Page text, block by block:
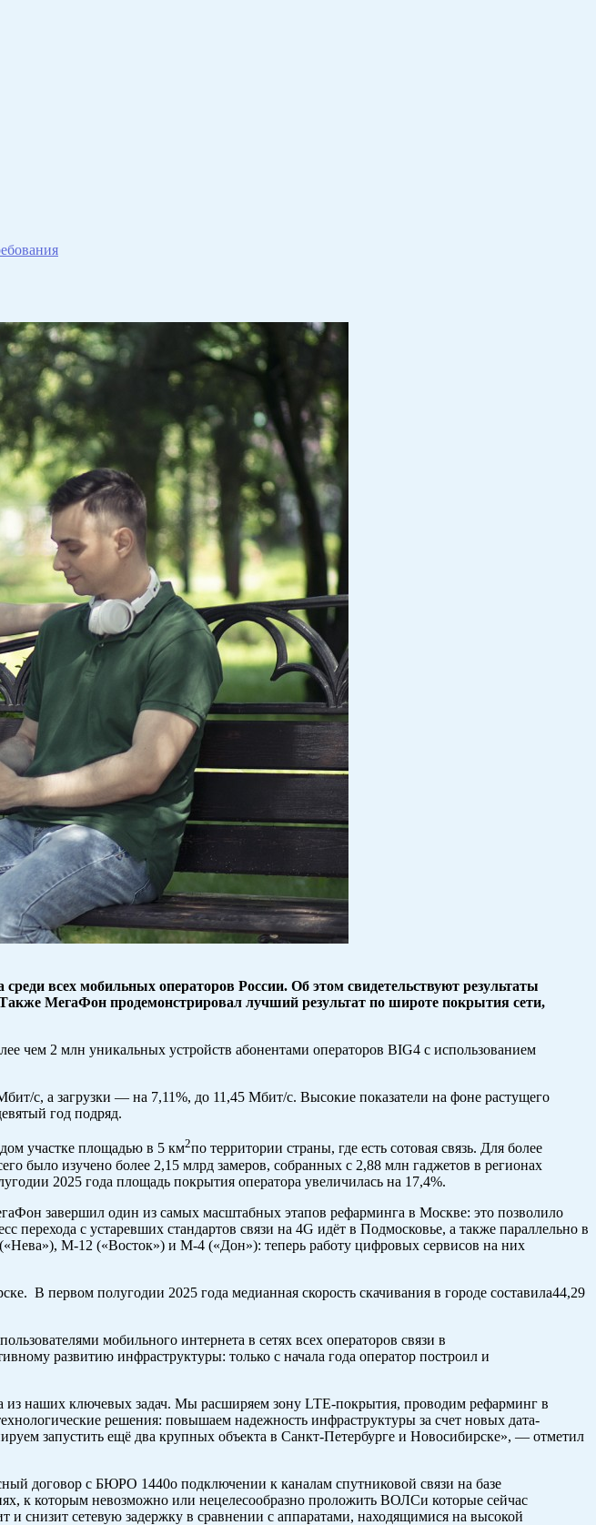
всех мобильных операторов России. Об этом свидетельствуют результаты
МегаФон продемонстрировал лучший результат по широте покрытия сети,
чем 2 млн уникальных устройств абонентами операторов BIG4 с использованием
с, а загрузки — на 7,11%, до 11,45 Мбит/с. Высокие показатели на фоне растущего
год подряд.
участке площадью в 5 км2по территории страны, где есть сотовая связь. Для более
было изучено более 2,15 млрд замеров, собранных с 2,88 млн гаджетов в регионах
2025 года площадь покрытия оператора увеличилась на 17,4%.
завершил один из самых масштабных этапов рефарминга в Москве: это позволило
с устаревших стандартов связи на 4G идёт в Подмосковье, а также параллельно в
М-12 («Восток») и М-4 («Дон»): теперь работу цифровых сервисов на них
В первом полугодии 2025 года медианная скорость скачивания в городе составила44,29
мобильного интернета в сетях всех операторов связи в
развитию инфраструктуры: только с начала года оператор построил и
из наших ключевых задач. Мы расширяем зону LTE-покрытия, проводим рефарминг в
решения: повышаем надежность инфраструктуры за счет новых дата-
запустить ещё два крупных объекта в Санкт-Петербурге и Новосибирске», — отметил
договор с БЮРО 1440о подключении к каналам спутниковой связи на базе
к которым невозможно или нецелесообразно проложить ВОЛСи которые сейчас
и снизит сетевую задержку в сравнении с аппаратами, находящимися на высокой